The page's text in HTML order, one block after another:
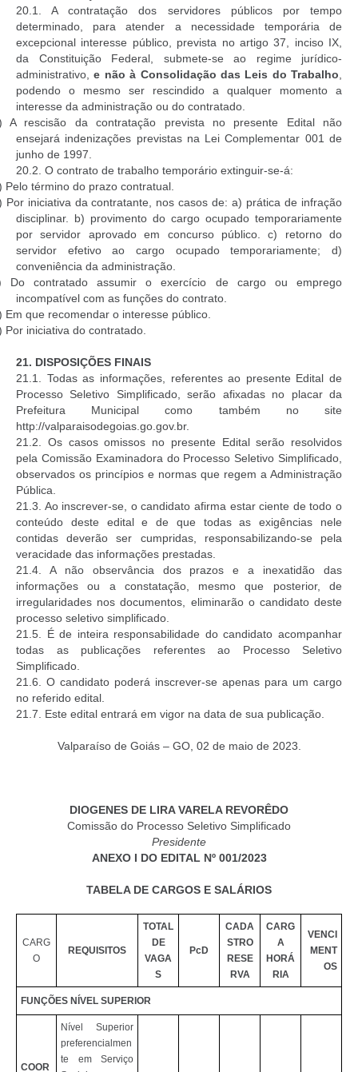
20.1. A contratação dos servidores públicos por tempo
determinado, para atender a necessidade temporária de
excepcional interesse público, prevista no artigo 37, inciso IX,
da Constituição Federal, submete-se ao regime jurídico-
administrativo,e não à Consolidação das Leis do Trabalho
podendo o mesmo ser rescindido a qualquer momento a
interesse da administração ou do contratado.
A rescisão da contratação prevista no presente Edital não
ensejará indenizações previstas na Lei Complementar 001 de
junho de 1997.
20.2. O contrato de trabalho temporário extinguir-se-á:
Pelo término do prazo contratual.
Por iniciativa da contratante, nos casos de: a) prática de infração
disciplinar. b) provimento do cargo ocupado temporariamente
por servidor aprovado em concurso público. c) retorno do
servidor efetivo ao cargo ocupado temporariamente; d)
conveniência da administração.
Do contratado assumir o exercício de cargo ou emprego
incompatível com as funções do contrato.
Em que recomendar o interesse público.
Por iniciativa do contratado.
21. DISPOSIÇÕES FINAIS
21.1. Todas as informações, referentes ao presente Edital de
Processo Seletivo Simplificado, serão afixadas no placar da
Prefeitura Municipal como também no site
http://valparaisodegoias.go.gov.br.
21.2. Os casos omissos no presente Edital serão resolvidos
pela Comissão Examinadora do Processo Seletivo Simplificado,
observados os princípios e normas que regem a Administração
Pública.
21.3. Ao inscrever-se, o candidato afirma estar ciente de todo o
conteúdo deste edital e de que todas as exigências nele
contidas deverão ser cumpridas, responsabilizando-se pela
veracidade das informações prestadas.
21.4. A não observância dos prazos e a inexatidão das
informações ou a constatação, mesmo que posterior, de
irregularidades nos documentos, eliminarão o candidato deste
processo seletivo simplificado.
21.5. É de inteira responsabilidade do candidato acompanhar
todas as publicações referentes ao Processo Seletivo
Simplificado.
21.6. O candidato poderá inscrever-se apenas para um cargo
no referido edital.
21.7. Este edital entrará em vigor na data de sua publicação.
Valparaíso de Goiás – GO, 02 de maio de 2023.
DIOGENES DE LIRA VARELA REVORÊDO
Comissão do Processo Seletivo Simplificado
Presidente
ANEXO I DO EDITAL Nº 001/2023
TABELA DE CARGOS E SALÁRIOS
CARG
O
REQUISITOS
TOTAL
DE
VAGA
S
PcD
CADA
STRO
RESE
RVA
CARG
A
HORÁ
RIA
VENCI
MENT
OS
FUNÇÕES NÍVEL SUPERIOR
COOR
Nível Superior
preferencialmen
te em Serviço